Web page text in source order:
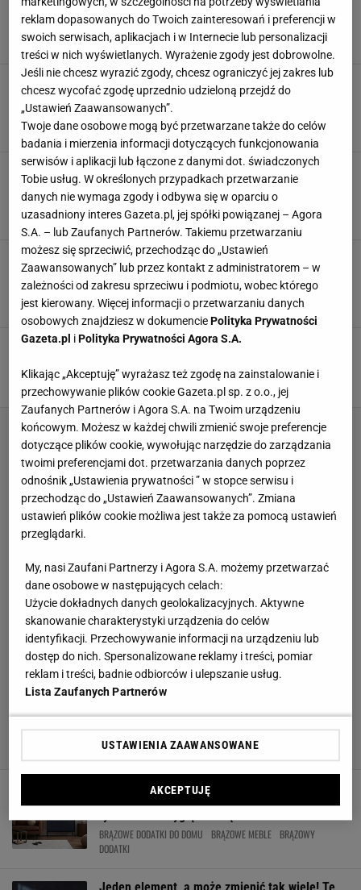
zmienią charakter pomieszczenia. Te detale
robią różnicę
ARANŻACJA WNĘTRZ DEKORACJE DODATKI WNĘTRZA
Tanie boho dodatki, które odmienią całe
pomieszczenie. Dodaj ciepła i przytulności
swoim wnętrzom
BOHO DEKORACJE DODATKI STYL BOHO
Kolekcja "Happy Spring" spodoba się
miłośnikom kwiatów. Wszystko utrzymane w
pastelowych kolorach
DODATKI NACZYNIA SINSAY TEKSTYLIA
Nowości do domu z Sinsay! Tekstylia i dodatki
w pastelowych kolorach rządzą. Poduszka-
kwiat jest megasłodka
ARANŻACJE WNĘTRZ DODATKI DOM MIESZKANIE
Jak zrobić abażur w domu? Doda on do twoich
ABAŻUR ARANŻACJE WNĘTRZ DIY DODATKI
Jaki kolor pasuje do brązowego? Połączenie
BRĄZOWE DODATKI DO DOMU BRĄZOWE MEBLE
BRĄZOWY
DODATKI
reklam dopasowanych do Twoich zainteresowań i preferencji w
swoich serwisach, aplikacjach i w Internecie lub personalizacji
treści w nich wyświetlanych. Wyrażenie zgody jest dobrowolne.
Jeśli nie chcesz wyrazić zgody, chcesz ograniczyć jej zakres lub
chcesz wycofać zgodę uprzednio udzieloną przejdź do
„Ustawień Zaawansowanych”.
Twoje dane osobowe mogą być przetwarzane także do celów
badania i mierzenia informacji dotyczących funkcjonowania
serwisów i aplikacji lub łączone z danymi dot. świadczonych
Tobie usług. W określonych przypadkach przetwarzanie
danych nie wymaga zgody i odbywa się w oparciu o
uzasadniony interes Gazeta.pl, jej spółki powiązanej – Agora
S.A. – lub Zaufanych Partnerów. Takiemu przetwarzaniu
możesz się sprzeciwić, przechodząc do „Ustawień
Zaawansowanych” lub przez kontakt z administratorem – w
zależności od zakresu sprzeciwu i podmiotu, wobec którego
jest kierowany. Więcej informacji o przetwarzaniu danych
osobowych znajdziesz w dokumencie Polityka Prywatności
Gazeta.pl i Polityka Prywatności Agora S.A.
Klikając „Akceptuję” wyrażasz też zgodę na zainstalowanie i
przechowywanie plików cookie Gazeta.pl sp. z o.o., jej
Zaufanych Partnerów i Agora S.A. na Twoim urządzeniu
końcowym. Możesz w każdej chwili zmienić swoje preferencje
dotyczące plików cookie, wywołując narzędzie do zarządzania
twoimi preferencjami dot. przetwarzania danych poprzez
odnośnik „Ustawienia prywatności ” w stopce serwisu i
przechodząc do „Ustawień Zaawansowanych”. Zmiana
ustawień plików cookie możliwa jest także za pomocą ustawień
przeglądarki.
My, nasi Zaufani Partnerzy i Agora S.A. możemy przetwarzać
dane osobowe w następujących celach:
Użycie dokładnych danych geolokalizacyjnych. Aktywne
skanowanie charakterystyki urządzenia do celów
identyfikacji. Przechowywanie informacji na urządzeniu lub
dostęp do nich. Spersonalizowane reklamy i treści, pomiar
reklam i treści, badnie odbiorców i ulepszanie usług.
Lista Zaufanych Partnerów
USTAWIENIA ZAAWANSOWANE
AKCEPTUJĘ